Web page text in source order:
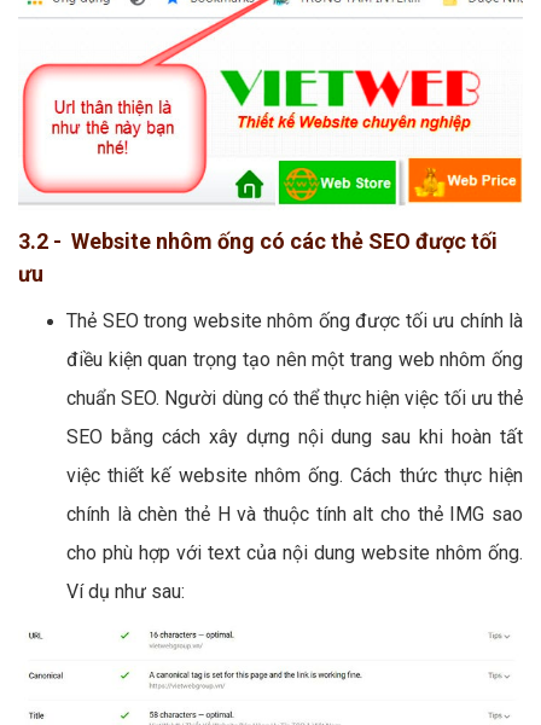
3.2 - Website nhôm ống có các thẻ SEO được tối
ưu
Thẻ SEO trong website nhôm ống được tối ưu chính là
điều kiện quan trọng tạo nên một trang web nhôm ống
chuẩn SEO. Người dùng có thể thực hiện việc tối ưu thẻ
SEO bằng cách xây dựng nội dung sau khi hoàn tất
việc thiết kế website nhôm ống. Cách thức thực hiện
chính là chèn thẻ H và thuộc tính alt cho thẻ IMG sao
cho phù hợp với text của nội dung website nhôm ống.
Ví dụ như sau: